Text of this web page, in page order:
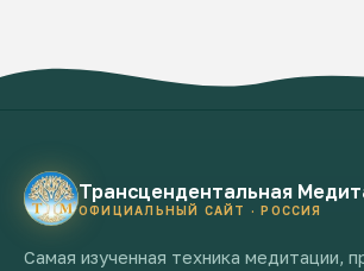
Трансцендентальная
ОФИЦИАЛЬНЫЙ САЙТ · РОССИЯ
Самая изученная техника медитации,